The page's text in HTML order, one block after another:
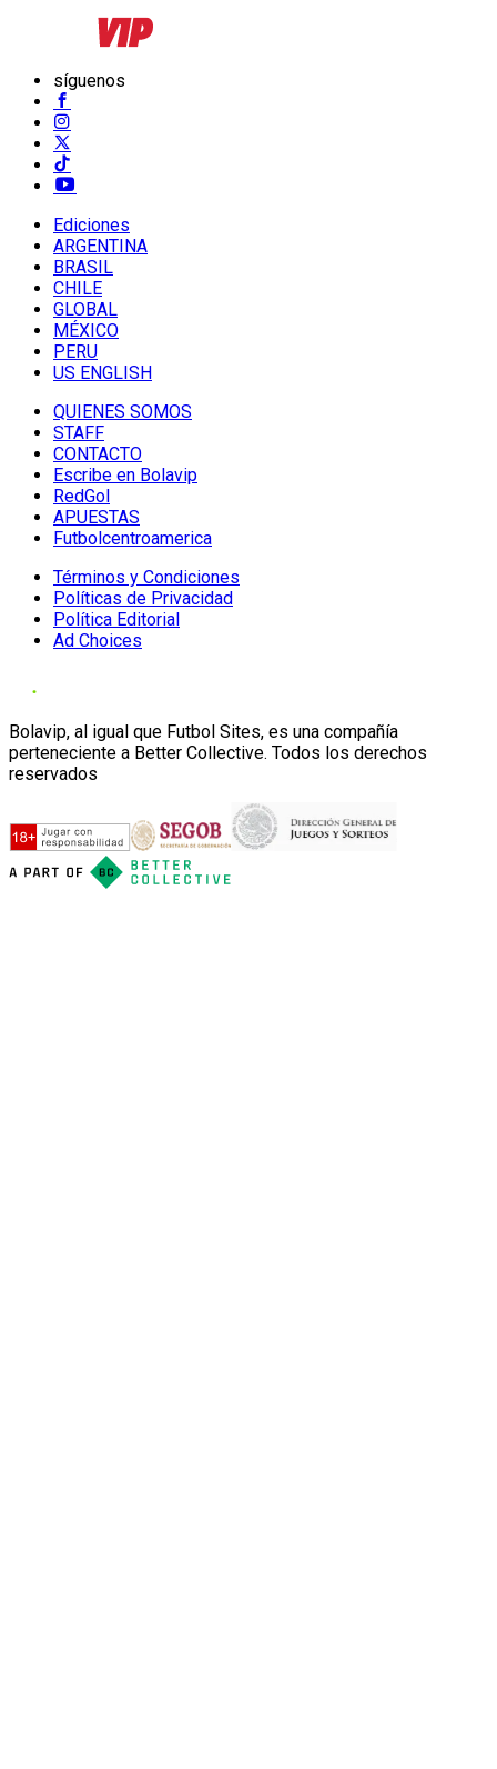
síguenos
Ediciones
ARGENTINA
BRASIL
CHILE
GLOBAL
MÉXICO
PERU
US ENGLISH
QUIENES SOMOS
STAFF
CONTACTO
Escribe en Bolavip
RedGol
APUESTAS
Futbolcentroamerica
Términos y Condiciones
Políticas de Privacidad
Política Editorial
Ad Choices
Bolavip, al igual que Futbol Sites, es una compañía
perteneciente a Better Collective. Todos los derechos
reservados